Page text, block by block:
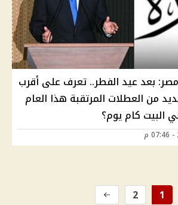
2025 في مصر: بعد عيد الفطر.. تعرف على أقرب
من العطلات المرتقبة هذا العام
البيت كام يوم؟
1
2